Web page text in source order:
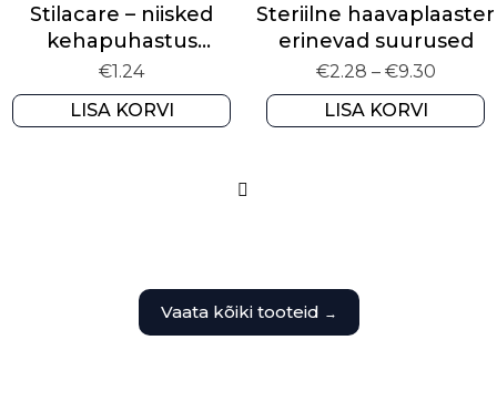
Stilacare – niisked
kehapuhastus
salvrätikud (N8)
€1.24
LISA KORVI
Steriilne haavaplaaster
erinevad suurused
€2.28 – €9.30Price
range:
€2.28
LISA KORVI
Vaata kõiki tooteid →